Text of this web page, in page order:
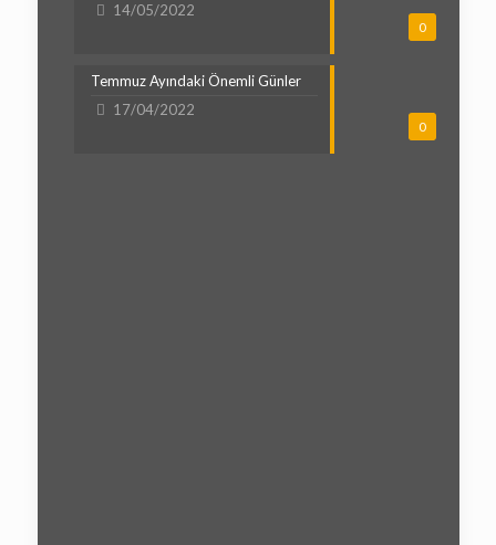
0
14/05/2022
0
Temmuz Ayındaki Önemli Günler
17/04/2022